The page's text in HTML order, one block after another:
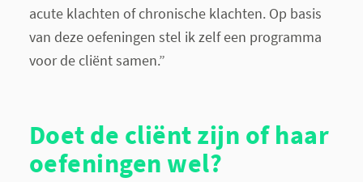
acute klachten of chronische klachten. Op basis
van deze oefeningen stel ik zelf een programma
voor de cliënt samen.”
Doet de cliënt zijn of haar
oefeningen wel?